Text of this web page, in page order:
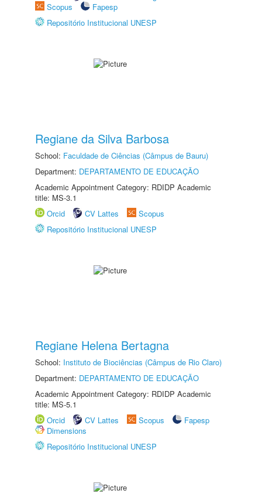
Scopus
Fapesp
Repositório Institucional UNESP
Regiane da Silva Barbosa
School: Faculdade de Ciências (Câmpus de Bauru)
Department: DEPARTAMENTO DE EDUCAÇÃO
Academic Appointment Category: RDIDP Academic
title: MS-3.1
Orcid
CV Lattes
Scopus
Repositório Institucional UNESP
Regiane Helena Bertagna
School: Instituto de Biociências (Câmpus de Rio Claro)
Department: DEPARTAMENTO DE EDUCAÇÃO
Academic Appointment Category: RDIDP Academic
title: MS-5.1
Orcid
CV Lattes Scopus
Fapesp
Dimensions
Repositório Institucional UNESP